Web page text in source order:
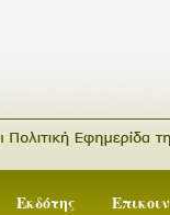
Εκδότης